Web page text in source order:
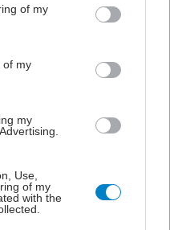
You may click to
its third-party tags to
in below Google
of my
of my
my
Use,
of my
with the